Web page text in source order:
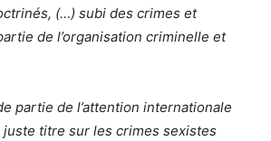
(…) subi des crimes et
de l’organisation criminelle et
partie de l’attention internationale
juste titre sur les crimes sexistes